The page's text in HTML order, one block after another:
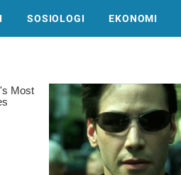
SOSIOLOGI EKONOMI